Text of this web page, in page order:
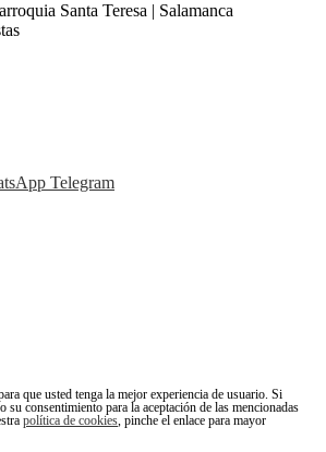
Santa Teresa | Salamanca
Telegram
que usted tenga la mejor experiencia de usuario. Si
su consentimiento para la aceptación de las mencionadas
política de cookies, pinche el enlace para mayor